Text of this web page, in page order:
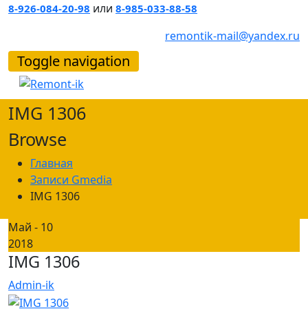
8-926-084-20-98 или 8-985-033-88-58
remontik-mail@yandex.ru
Toggle navigation
IMG 1306
Browse
Главная
Записи Gmedia
IMG 1306
Май - 10
2018
IMG 1306
Admin-ik